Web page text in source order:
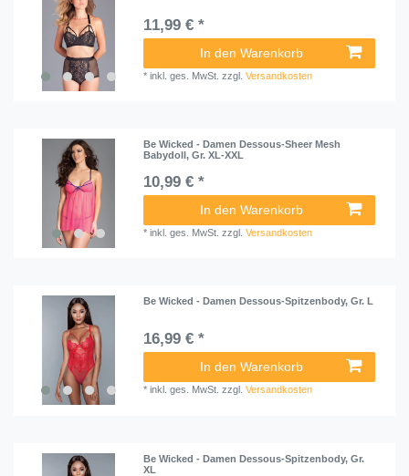
11,99 € *
In den Warenkorb
*inkl. ges. MwSt. zzgl.Versandkosten
Be Wicked - Damen Dessous-Sheer Mesh
Babydoll, Gr. XL-XXL
10,99 € *
In den Warenkorb
*inkl. ges. MwSt. zzgl.Versandkosten
Be Wicked - Damen Dessous-Spitzenbody, Gr. L
16,99 € *
In den Warenkorb
*inkl. ges. MwSt. zzgl.Versandkosten
Be Wicked - Damen Dessous-Spitzenbody, Gr.
XL